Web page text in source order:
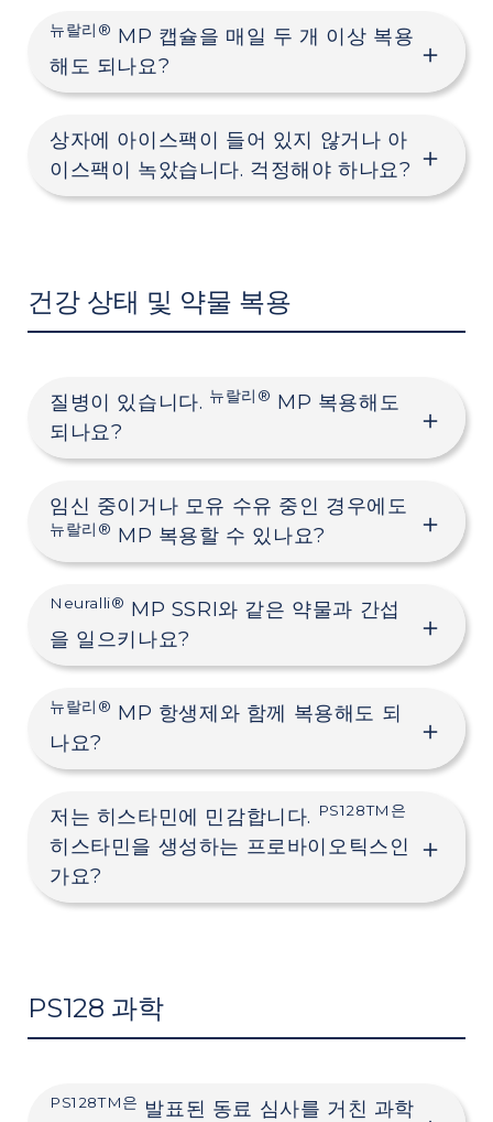
뉴랄리® MP 캡슐을 매일 두 개 이상 복용
해도 되나요?
상자에 아이스팩이 들어 있지 않거나 아
이스팩이 녹았습니다. 걱정해야 하나요?
건강 상태 및 약물 복용
질병이 있습니다. 뉴랄리® MP 복용해도
되나요?
임신 중이거나 모유 수유 중인 경우에도
뉴랄리® MP 복용할 수 있나요?
Neuralli® MP SSRI와 같은 약물과 간섭
을 일으키나요?
뉴랄리® MP 항생제와 함께 복용해도 되
나요?
저는 히스타민에 민감합니다. PS128TM은
히스타민을 생성하는 프로바이오틱스인
가요?
PS128 과학
PS128TM은 발표된 동료 심사를 거친 과학